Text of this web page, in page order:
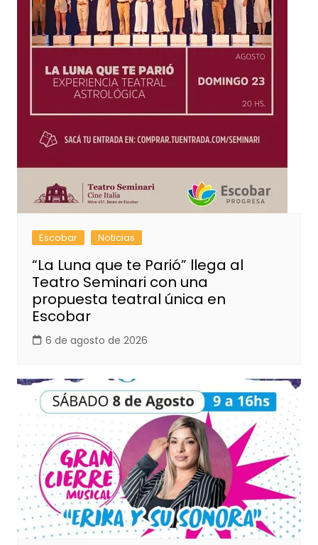
Escobar Noticias
“La Luna que te Parió” llega al
Teatro Seminari con una
propuesta teatral única en
Escobar
6 de agosto de 2026